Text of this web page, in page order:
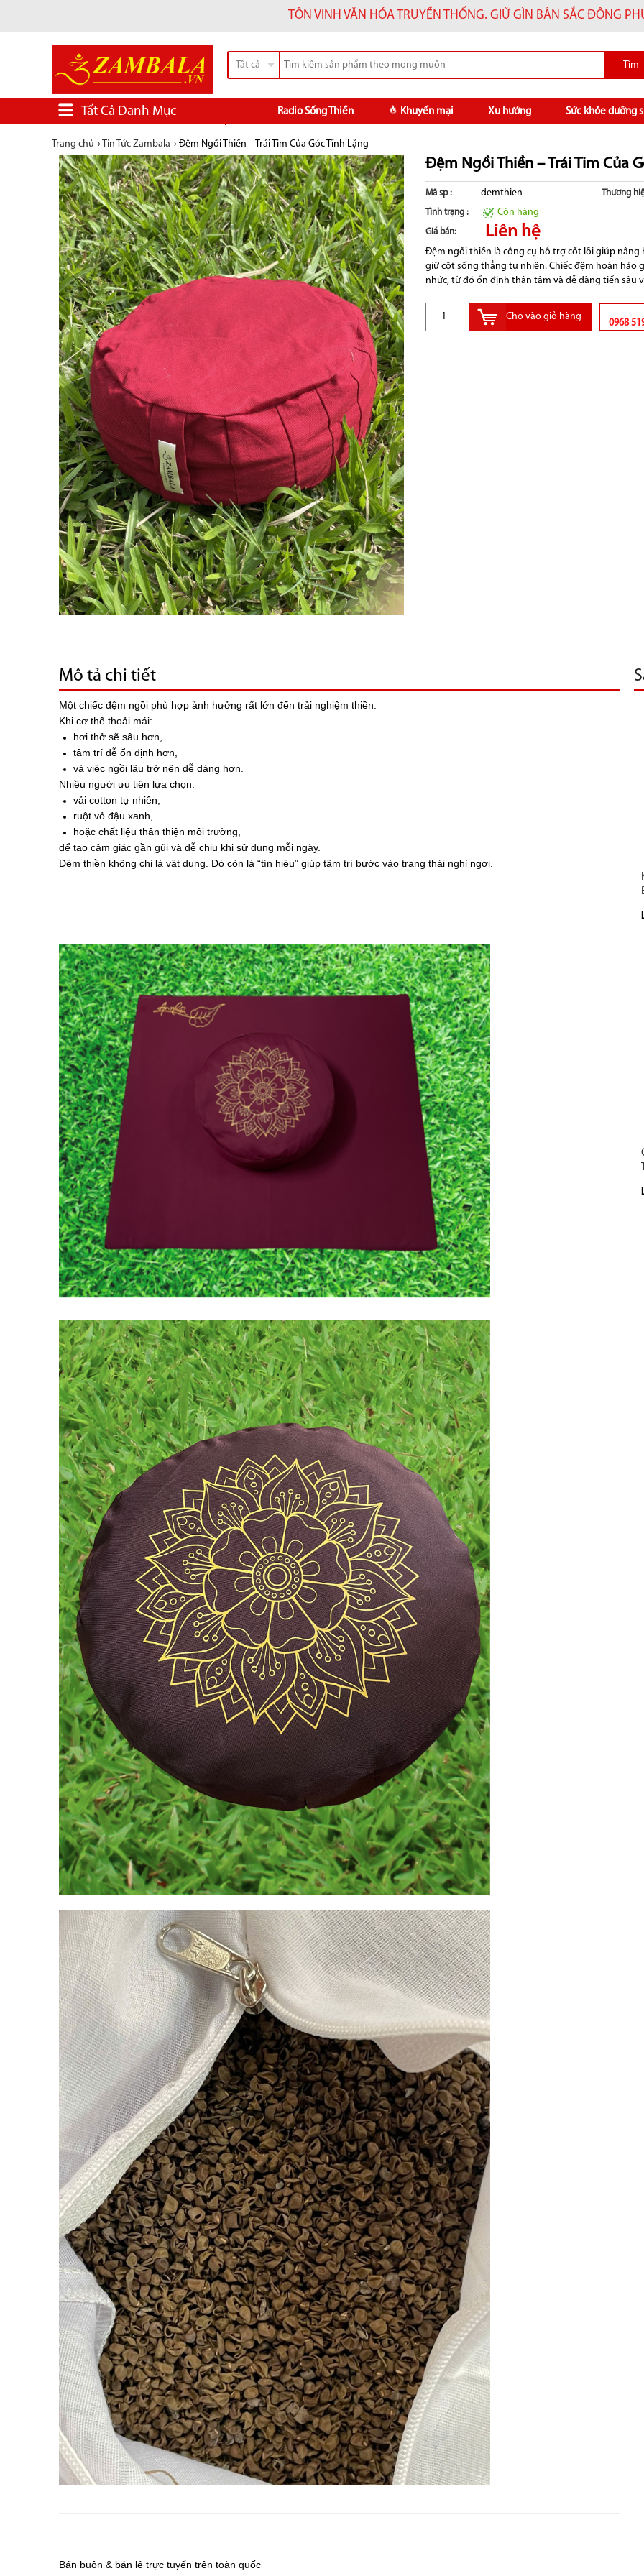
TÔN VINH VĂN HÓA TRUYỀN THỐNG. GIỮ GÌN BẢN SẮC ĐÔNG
Tất cả
Tất Cả Danh Mục Radio Sống Thiền Khuyến mại Xu hướng Sức khỏe dưỡng
Trang chủ › Tin Tức Zambala › Đệm Ngồi Thiền – Trái Tim Của Góc Tĩnh Lặng
Đệm Ngồi Thiền – Trái Tim Của
Mã sp : demthien Thương
Tình trạng : Còn hàng
Giá bán: Liên hệ
Đệm ngồi thiền là công cụ hỗ trợ cốt lõi giúp nâng
giữ cột sống thẳng tự nhiên. Chiếc đệm hoàn hảo
nhức, từ đó ổn định thân tâm và dễ dàng tiến sâu
Cho vào giỏ hàng
0968
Mô tả chi tiết
Một chiếc đệm ngồi phù hợp ảnh hưởng rất lớn đến trải nghiệm thiền.
Khi cơ thể thoải mái:
hơi thở sẽ sâu hơn,
tâm trí dễ ổn định hơn,
và việc ngồi lâu trở nên dễ dàng hơn.
Nhiều người ưu tiên lựa chọn:
vải cotton tự nhiên,
ruột vỏ đậu xanh,
hoặc chất liệu thân thiện môi trường,
để tạo cảm giác gần gũi và dễ chịu khi sử dụng mỗi ngày.
Đệm thiền không chỉ là vật dụng. Đó còn là “tín hiệu” giúp tâm trí bước vào trạng thái nghỉ ngơi.
Bán buôn & bán lẻ trực tuyến trên toàn quốc